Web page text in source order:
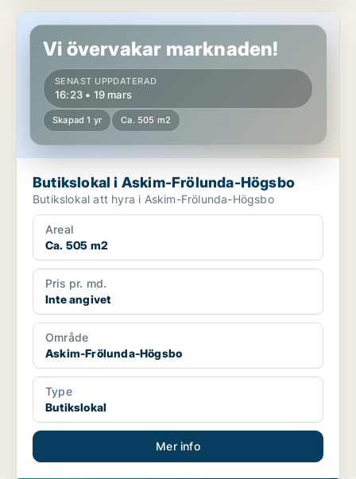
Butikslokal i Askim-Frölunda-Högsbo
Vi övervakar marknaden!
SENAST UPPDATERAD
16:23 • 19 mars
Skapad 1 yr Ca. 505 m2
Butikslokal i Askim-Frölunda-Högsbo
Butikslokal att hyra i Askim-Frölunda-Högsbo
Areal
Ca. 505 m2
Pris pr. md.
Inte angivet
Område
Askim-Frölunda-Högsbo
Type
Butikslokal
Mer info